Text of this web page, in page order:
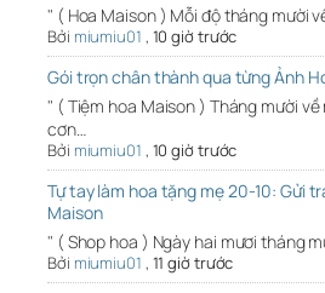
" ( Hoa Maison ) Mỗi độ tháng mười
Bởi miumiu01 , 10 giờ trước
Gói trọn chân thành qua từng Ảnh
" ( Tiệm hoa Maison ) Tháng mười
cơn…
Bởi miumiu01 , 10 giờ trước
Tự tay làm hoa tặng mẹ 20-10: Gửi
Maison
" ( Shop hoa ) Ngày hai mươi tháng
Bởi miumiu01 , 11 giờ trước